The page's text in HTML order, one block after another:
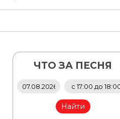
ЧТО ЗА ПЕСНЯ
Найти